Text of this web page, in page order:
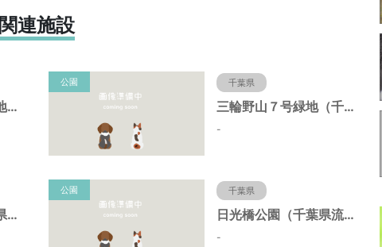
関連施設
三輪野山７－２号緑地（千葉県流山市）
公園 千葉県
三輪野山７号緑地（千葉県流山市）
-
初石４号緑地（千葉県流山市）
公園 千葉県
日光橋公園（千葉県流山市）
-